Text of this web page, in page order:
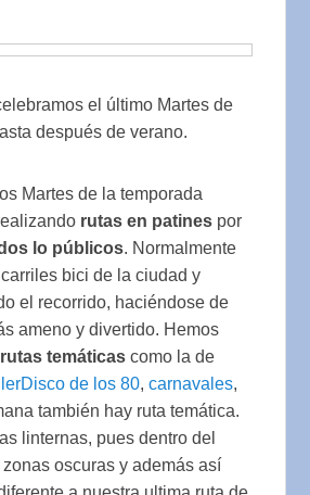
el último Martes de
después de verano.
Martes de la temporada
rutas en patines por
lo públicos. Normalmente
bici de la ciudad y
el recorrido, haciéndose de
ameno y divertido. Hemos
rutas temáticas como la de
de los 80,carnavales,
también hay ruta temática.
linternas, pues dentro del
oscuras y además así